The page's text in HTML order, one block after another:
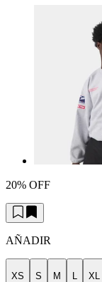
20% OFF
AÑADIR
XS S M XL